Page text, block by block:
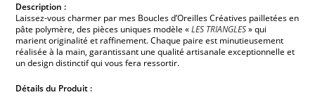
Description :
Laissez-vous charmer par mes Boucles d’Oreilles Créatives pailletées en
pâte polymère, des pièces uniques modèle «LES TRIANGLES» qui
marient originalité et raffinement. Chaque paire est minutieusement
réalisée à la main, garantissant une qualité artisanale exceptionnelle et
un design distinctif qui vous fera ressortir.
Détails du Produit :